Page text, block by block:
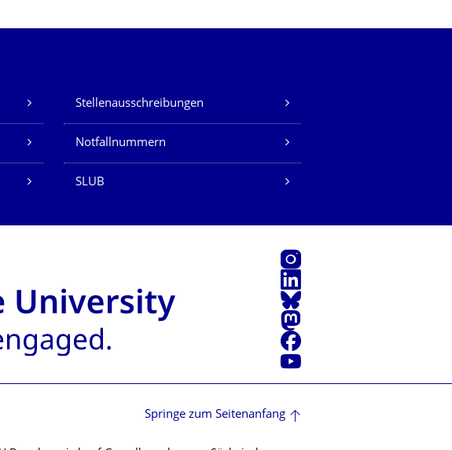
Stellenausschreibungen
Notfallnummern
SLUB
Instagram
LinkedIn
Bluesky
Mastodon
Facebook
Youtube
Springe zum Seitenanfang